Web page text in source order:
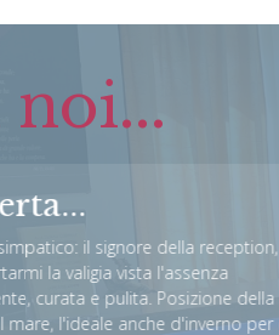
il signore della reception, che
la valigia vista l'assenza
curata e pulita. Posizione della
l'ideale anche d'inverno per chi